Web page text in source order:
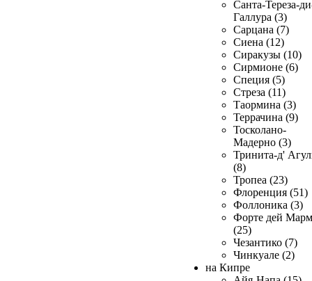
Санта-Тереза-
Галлура (3)
Сарцана (7)
Сиена (12)
Сиракузы (10)
Сирмионе (6)
Специя (5)
Стреза (11)
Таормина (3)
Террачина (9)
Тосколано-
Мадерно (3)
Тринита-д'
(8)
Тропеа (23)
Флоренция (51)
Фоллоника (3)
Форте дей
(25)
Чезантико (7)
Чинкуале (2)
на Кипре